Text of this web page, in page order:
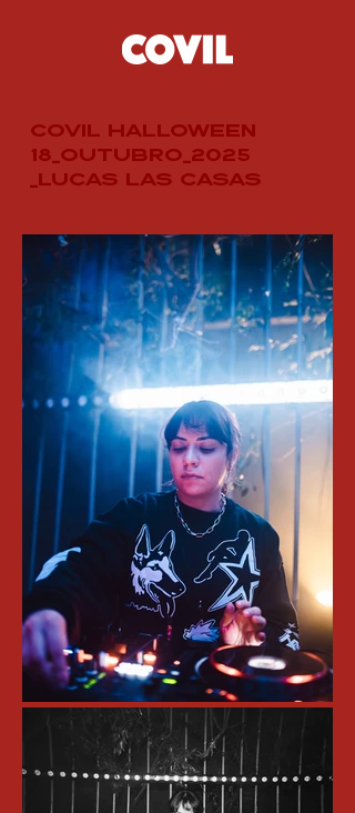
COVIL hALLOWEEN
18_OUTUBRO_2025
_Lucas Las casas